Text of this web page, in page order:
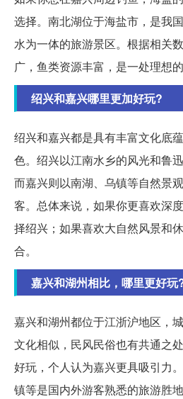
选择。南北湖位于海盐市，是我
水为一体的旅游景区。根据相关
广，鱼类资源丰富，是一处理想的
绍兴和嘉兴哪里更加好玩?
绍兴和嘉兴都是具有丰富文化底
色。绍兴以江南水乡的风光和鲁
而嘉兴则以南湖、乌镇等自然景
客。总体来说，如果你更喜欢深
择绍兴；如果喜欢大自然风景和
合。
嘉兴和湖州相比，哪里更好玩
嘉兴和湖州都位于江浙沪地区，
文化相似，民风民俗也有共通之
好玩，个人认为嘉兴更具吸引力
镇等是国内外游客熟悉的旅游胜